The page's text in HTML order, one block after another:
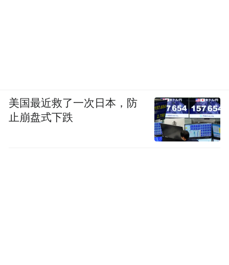
美国最近救了一次日本，防
止崩盘式下跌